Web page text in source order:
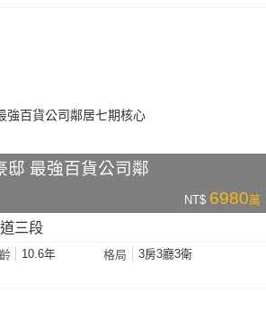
邸 最強百貨公司鄰
NT$ 6980萬
三段
10.6年 格局
3房3廳3衛